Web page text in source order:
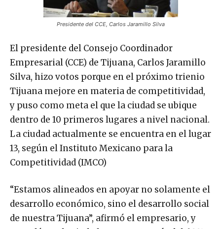
Presidente del CCE, Carlos Jaramillo Silva
El presidente del Consejo Coordinador
Empresarial (CCE) de Tijuana, Carlos Jaramillo
Silva, hizo votos porque en el próximo trienio
Tijuana mejore en materia de competitividad,
y puso como meta el que la ciudad se ubique
dentro de 10 primeros lugares a nivel nacional.
La ciudad actualmente se encuentra en el lugar
13, según el Instituto Mexicano para la
Competitividad (IMCO)
“Estamos alineados en apoyar no solamente el
desarrollo económico, sino el desarrollo social
de nuestra Tijuana”, afirmó el empresario, y